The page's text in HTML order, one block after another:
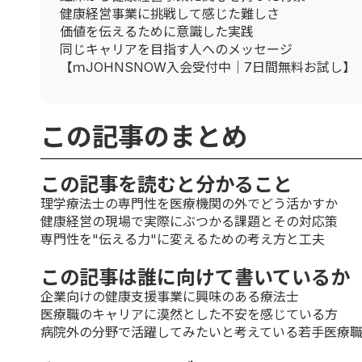
健康経営事業に挑戦して感じた難しさ
価値を伝えるために意識した実践
同じキャリアを目指す人へのメッセージ
【ｍJOHNSNOW入会受付中｜7日間無料お試し】
この記事のまとめ
この記事を読むと分かること
理学療法士の専門性を医療機関の外でどう活かすか
健康経営の現場で実際にぶつかる課題とその対応策
専門性を"伝える力"に変えるための考え方と工夫
この記事は誰に向けて書いているか
企業向けの健康支援事業に興味のある療法士
医療職のキャリアに漠然とした不安を感じている方
病院外の分野で活躍してみたいと考えている若手医療職